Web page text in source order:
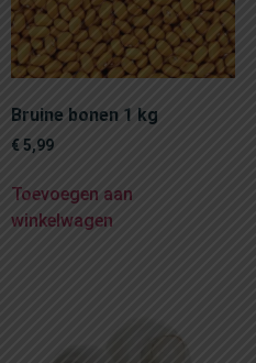
Bruine bonen 1 kg
€ 5,99
Toevoegen aan
winkelwagen